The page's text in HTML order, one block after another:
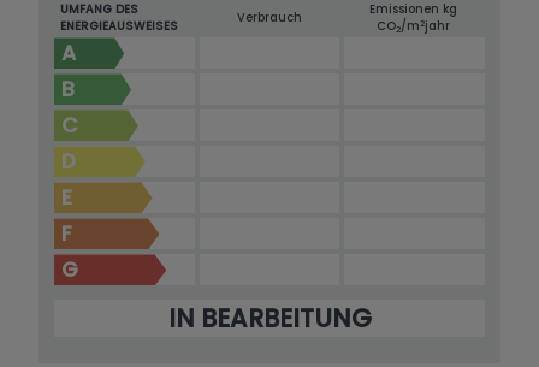
UMFANG DES
ENERGIEAUSWEISES
Verbrauch
Emissionen kg
CO2/m2jahr
A
B
C
D
E
F
G
IN BEARBEITUNG